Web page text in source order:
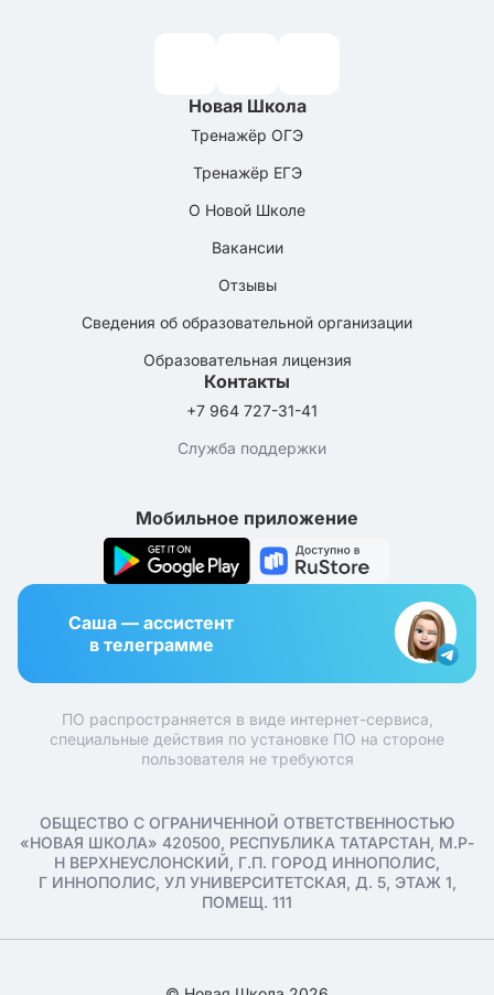
Новая Школа
Тренажёр ОГЭ
Тренажёр ЕГЭ
О Новой Школе
Вакансии
Отзывы
Сведения об образовательной организации
Образовательная лицензия
Контакты
+7 964 727-31-41
Служба поддержки
Мобильное приложение
Саша — ассистент
в телеграмме
ПО распространяется в виде интернет-сервиса,
специальные действия по установке ПО на стороне
пользователя не требуются
ОБЩЕСТВО С ОГРАНИЧЕННОЙ ОТВЕТСТВЕННОСТЬЮ
«НОВАЯ ШКОЛА» 420500, РЕСПУБЛИКА ТАТАРСТАН, М.Р-
Н ВЕРХНЕУСЛОНСКИЙ, Г.П. ГОРОД ИННОПОЛИС,
Г ИННОПОЛИС, УЛ УНИВЕРСИТЕТСКАЯ, Д. 5, ЭТАЖ 1,
ПОМЕЩ. 111